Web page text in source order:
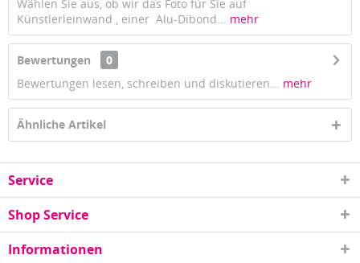
Wählen Sie aus, ob wir das Foto für Sie auf
Künstlerleinwand , einer Alu-Dibond... mehr
Bewertungen
0
Bewertungen lesen, schreiben und diskutieren... mehr
Ähnliche Artikel
Service
Shop Service
Informationen